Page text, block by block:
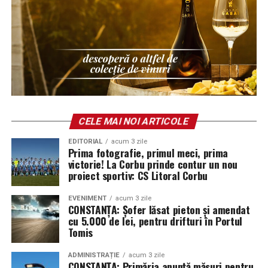
Ghidul Eyes-Shut, un instrument practic lansat la
finalul proiectului, care documentează fiecare
spectacol, metodologia utilizată și pașii necesari pentru
a replica acest tip de eveniment în alte comunități.
Ghidul este disponibil public și poate fi consultat aici:
https://eyes-shut.forzajuniorcostuleni.ro/guidebook
Ghidul se adresează organizațiilor culturale,
educatorilor, artiștilor, lucrătorilor de tineret și
actorilor comunitari care doresc să dezvolte inițiative
incluzive, oferind exemple concrete, explicații
CELE MAI NOI ARTICOLE
EDITORIAL acum 3 zile
Prima fotografie, primul meci, prima
victorie! La Corbu prinde contur un nou
proiect sportiv: CS Litoral Corbu
EVENIMENT acum 3 zile
CONSTANȚA: Șofer lăsat pieton și amendat
cu 5.000 de lei, pentru drifturi în Portul
Tomis
ADMINISTRAȚIE acum 3 zile